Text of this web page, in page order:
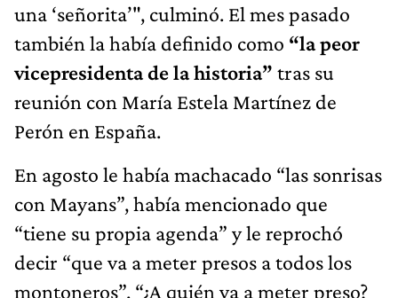
una ‘señorita’", culminó. El mes pasado
también la había definido como “la peor
vicepresidenta de la historia” tras su
reunión con María Estela Martínez de
Perón en España.
En agosto le había machacado “las sonrisas
con Mayans”, había mencionado que
“tiene su propia agenda” y le reprochó
decir “que va a meter presos a todos los
montoneros”. “¿A quién va a meter preso?